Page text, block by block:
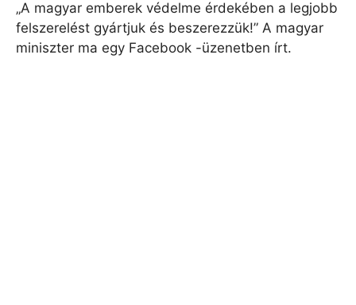
„A magyar emberek védelme érdekében a legjobb
felszerelést gyártjuk és beszerezzük!” A magyar
miniszter ma egy Facebook -üzenetben írt.